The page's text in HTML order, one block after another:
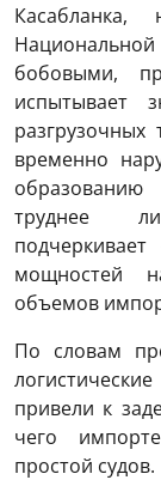
бобовыми,
испытывает
временно
образованию
труднее
мощностей
объемов
По словам
привели к
чего
простой судов.